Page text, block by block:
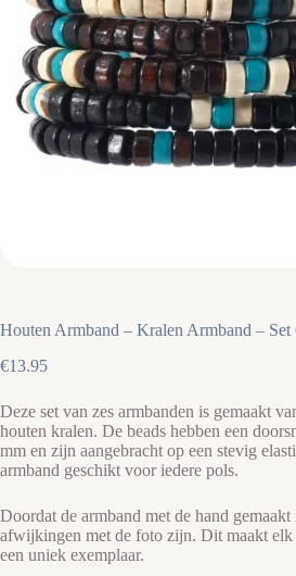
Houten Armband – Kralen Armband – Set
€13.95
Deze set van zes armbanden is gemaakt
houten kralen. De beads hebben een
mm en zijn aangebracht op een stevig
armband geschikt voor iedere pols.
Doordat de armband met de hand
afwijkingen met de foto zijn. Dit maakt elk
een uniek exemplaar.